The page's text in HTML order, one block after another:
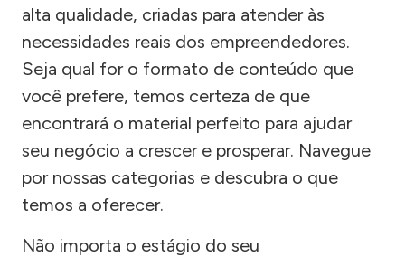
alta qualidade, criadas para atender às
necessidades reais dos empreendedores.
Seja qual for o formato de conteúdo que
você prefere, temos certeza de que
encontrará o material perfeito para ajudar
seu negócio a crescer e prosperar. Navegue
por nossas categorias e descubra o que
temos a oferecer.
Não importa o estágio do seu